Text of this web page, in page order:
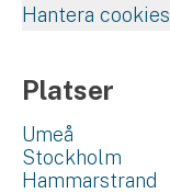
Hantera cookies
Platser
Umeå
Stockholm
Hammarstrand